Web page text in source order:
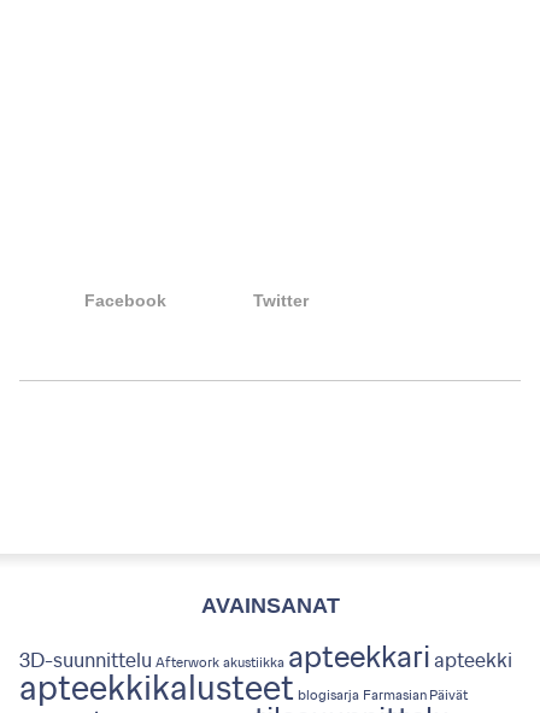
Facebook Twitter
AVAINSANAT
3D-suunnittelu Afterwork akustiikka apteekkari apteekki
apteekkikalusteet blogisarja Farmasian Päivät